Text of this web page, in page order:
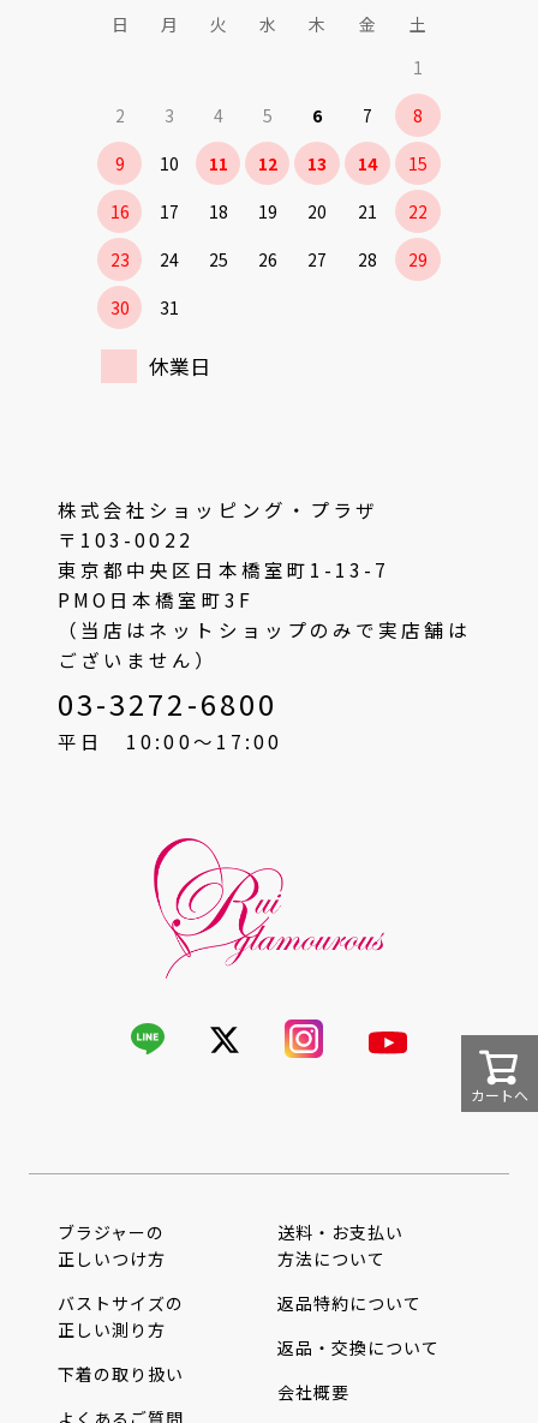
カートへ
日
月 火 水 木 金
土
1
2
3 4 5 6 7
8
9
10 11 12 13 14
15
16
17 18 19 20 21
22
23
24 25 26 27 28
29
30
31
休業日
株式会社ショッピング・プラザ
〒103-0022
東京都中央区日本橋室町1-13-7
PMO日本橋室町3F
（当店はネットショップのみで実店舗は
ございません）
03-3272-6800
平日 10:00〜17:00
ブラジャーの
正しいつけ方
バストサイズの
正しい測り方
下着の取り扱い
よくあるご質問
送料・お支払い
方法について
返品特約について
返品・交換について
会社概要